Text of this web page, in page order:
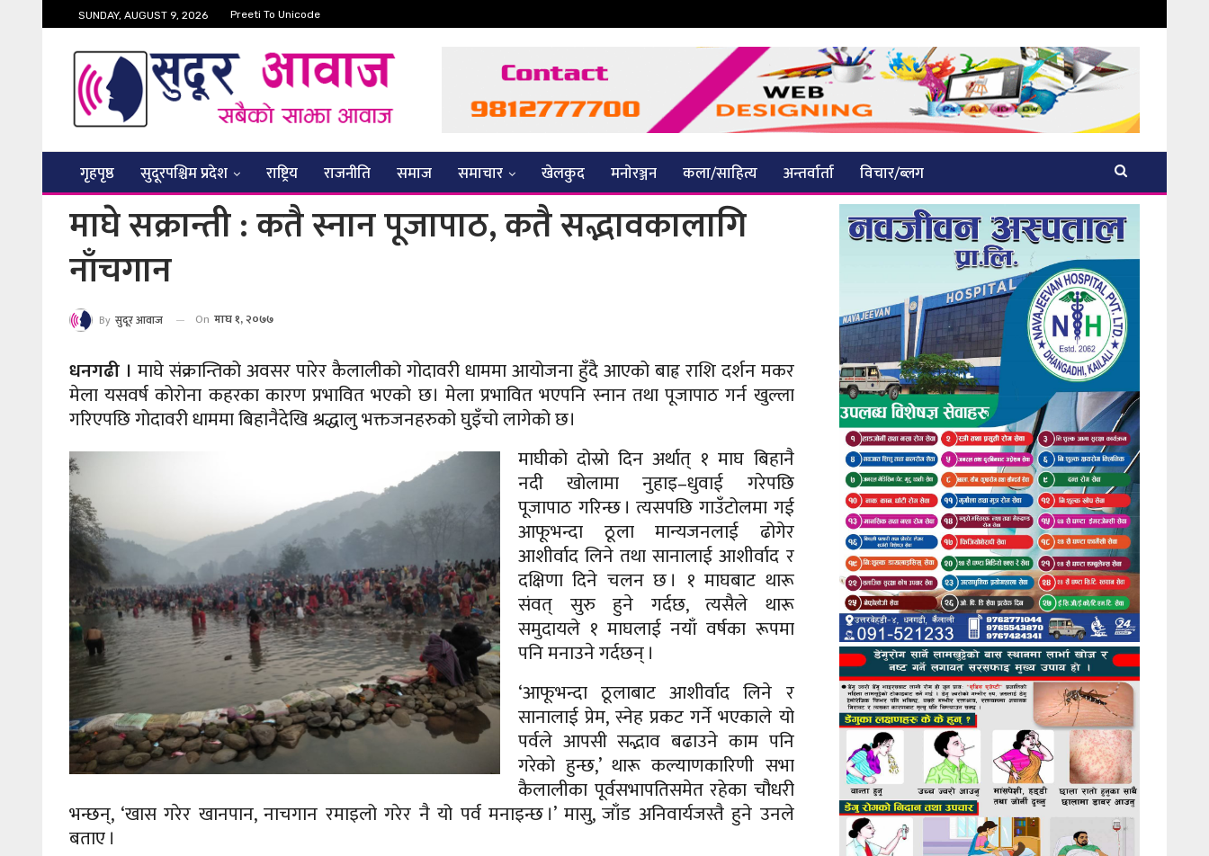
SUNDAY, AUGUST 9, 2026 Preeti To Unicode
गृहपृष्ठ सुदूरपश्चिम प्रदेश राष्ट्रिय राजनीति समाज समाचार खेलकुद मनाेरञ्जन कला/साहित्य अन्तर्वार्ता विचार/ब्लग
माघे सक्रान्ती : कतै स्नान पूजापाठ, कतै सद्भावकालागि
नाँचगान
By सुदूर आवाज On माघ १, २०७७
धनगढी । माघे संक्रान्तिको अवसर पारेर कैलालीको गोदावरी धाममा आयोजना हुँदै आएको बाह्र राशि दर्शन मकर
मेला यसवर्ष कोरोना कहरका कारण प्रभावित भएको छ। मेला प्रभावित भएपनि स्नान तथा पूजापाठ गर्न खुल्ला
गरिएपछि गोदावरी धाममा बिहानैदेखि श्रद्धालु भक्तजनहरुको घुइँचो लागेको छ।
माघीको दोस्रो दिन अर्थात् १ माघ बिहानै
नदी खोलामा नुहाइ–धुवाई गरेपछि
पूजापाठ गरिन्छ । त्यसपछि गाउँटोलमा गई
आफूभन्दा ठूला मान्यजनलाई ढोगेर
आशीर्वाद लिने तथा सानालाई आशीर्वाद र
दक्षिणा दिने चलन छ । १ माघबाट थारू
संवत् सुरु हुने गर्दछ, त्यसैले थारू
समुदायले १ माघलाई नयाँ वर्षका रूपमा
पनि मनाउने गर्दछन् ।
‘आफूभन्दा ठूलाबाट आशीर्वाद लिने र
सानालाई प्रेम, स्नेह प्रकट गर्ने भएकाले यो
पर्वले आपसी सद्भाव बढाउने काम पनि
गरेको हुन्छ,’ थारू कल्याणकारिणी सभा
कैलालीका पूर्वसभापतिसमेत रहेका चौधरी
भन्छन्, ‘खास गरेर खानपान, नाचगान रमाइलो गरेर नै यो पर्व मनाइन्छ ।’ मासु, जाँड अनिवार्यजस्तै हुने उनले
बताए ।